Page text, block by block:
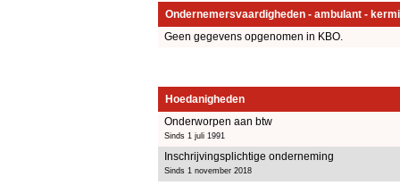
Ondernemersvaardigheden - ambulant -
Geen gegevens opgenomen in KBO.
Hoedanigheden
Onderworpen aan btw
Sinds 1 juli 1991
Inschrijvingsplichtige onderneming
Sinds 1 november 2018